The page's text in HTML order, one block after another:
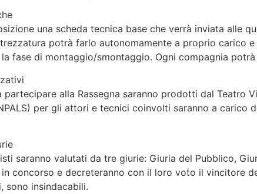
una scheda tecnica base che verrà inviata alle
potrà farlo autonomamente a proprio carico
fase di montaggio/smontaggio. Ogni compagnia
partecipare alla Rassegna saranno prodotti dal Teatro
per gli attori e tecnici coinvolti saranno a
saranno valutati da tre giurie: Giuria del Pubblico,
concorso e decreteranno con il loro voto il vincitore
sono insindacabili.